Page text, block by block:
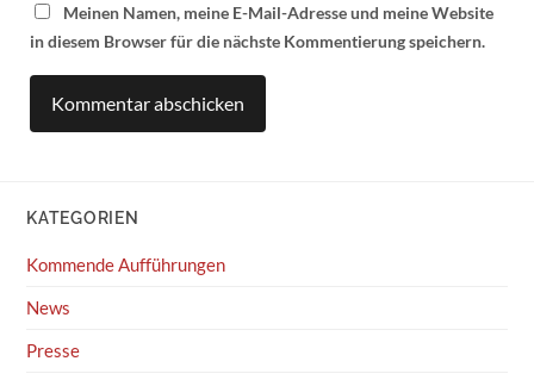
Meinen Namen, meine E-Mail-Adresse und meine Website
in diesem Browser für die nächste Kommentierung speichern.
KATEGORIEN
Kommende Aufführungen
News
Presse